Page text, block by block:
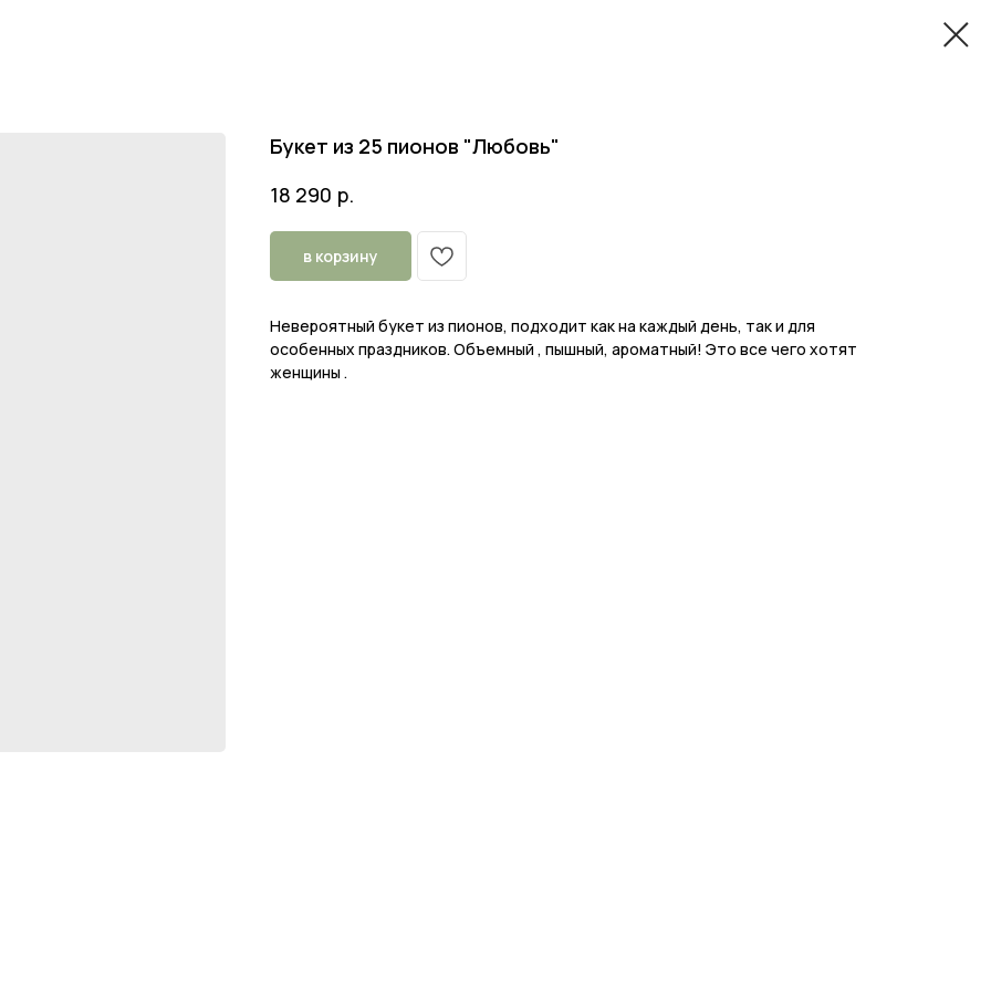
Букет из 25 пионов "Любовь"
18 290 р.
в корзину
Невероятный букет из пионов, подходит как на каждый день, так и для
особенных праздников. Объемный , пышный, ароматный! Это все чего хотят
женщины .